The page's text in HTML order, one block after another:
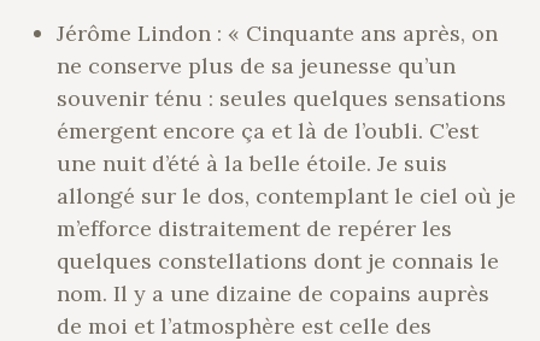
Jérôme Lindon : « Cinquante ans après, on
ne conserve plus de sa jeunesse qu’un
souvenir ténu : seules quelques sensations
émergent encore ça et là de l’oubli. C’est
une nuit d’été à la belle étoile. Je suis
allongé sur le dos, contemplant le ciel où je
m’efforce distraitement de repérer les
quelques constellations dont je connais le
nom. Il y a une dizaine de copains auprès
de moi et l’atmosphère est celle des